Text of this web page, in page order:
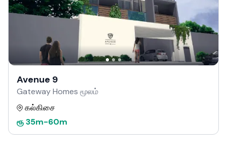
Avenue 9
Gateway Homes மூலம்
கல்கிசை
ரூ35m-60m